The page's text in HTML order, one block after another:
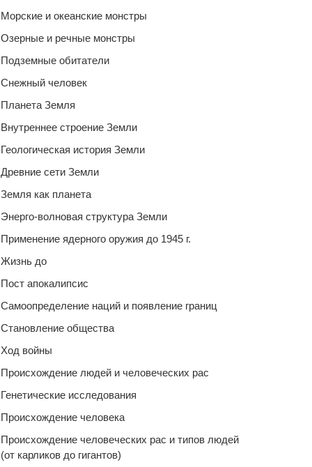
Морские и океанские монстры
Озерные и речные монстры
Подземные обитатели
Снежный человек
Планета Земля
Внутреннее строение Земли
Геологическая история Земли
Древние сети Земли
Земля как планета
Энерго-волновая структура Земли
Применение ядерного оружия до 1945 г.
Жизнь до
Пост апокалипсис
Самоопределение наций и появление границ
Становление общества
Ход войны
Происхождение людей и человеческих рас
Генетические исследования
Происхождение человека
Происхождение человеческих рас и типов людей
(от карликов до гигантов)